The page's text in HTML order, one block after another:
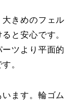
きめのフェル
と安心です。
ツより平面的
。
ます。輪ゴム